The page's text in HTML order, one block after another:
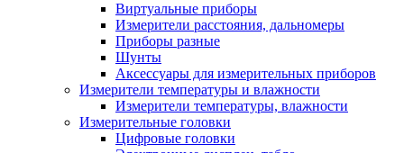
Виртуальные приборы
Измерители расстояния, дальномеры
Приборы разные
Шунты
Аксессуары для измерительных приборов
Измерители температуры и влажности
Измерители температуры, влажности
Измерительные головки
Цифровые головки